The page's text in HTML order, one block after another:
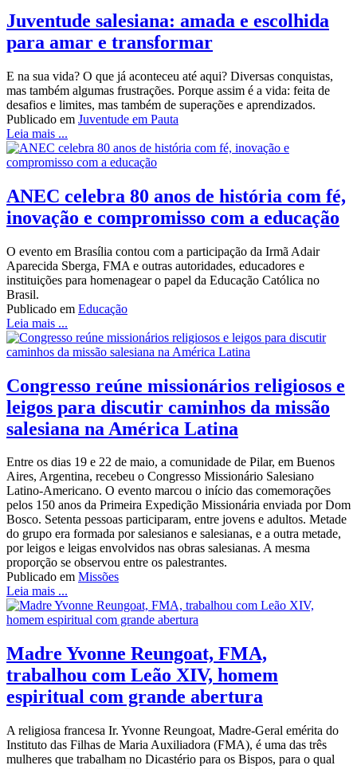
Juventude salesiana: amada e escolhida
para amar e transformar
E na sua vida? O que já aconteceu até aqui? Diversas conquistas,
mas também algumas frustrações. Porque assim é a vida: feita de
desafios e limites, mas também de superações e aprendizados.
Publicado em Juventude em Pauta
Leia mais ...
ANEC celebra 80 anos de história com fé,
inovação e compromisso com a educação
O evento em Brasília contou com a participação da Irmã Adair
Aparecida Sberga, FMA e outras autoridades, educadores e
instituições para homenagear o papel da Educação Católica no
Brasil.
Publicado em Educação
Leia mais ...
Congresso reúne missionários religiosos e
leigos para discutir caminhos da missão
salesiana na América Latina
Entre os dias 19 e 22 de maio, a comunidade de Pilar, em Buenos
Aires, Argentina, recebeu o Congresso Missionário Salesiano
Latino-Americano. O evento marcou o início das comemorações
pelos 150 anos da Primeira Expedição Missionária enviada por Dom
Bosco. Setenta pessoas participaram, entre jovens e adultos. Metade
do grupo era formada por salesianos e salesianas, e a outra metade,
por leigos e leigas envolvidos nas obras salesianas. A mesma
proporção se observou entre os palestrantes.
Publicado em Missões
Leia mais ...
Madre Yvonne Reungoat, FMA,
trabalhou com Leão XIV, homem
espiritual com grande abertura
A religiosa francesa Ir. Yvonne Reungoat, Madre-Geral emérita do
Instituto das Filhas de Maria Auxiliadora (FMA), é uma das três
mulheres que trabalham no Dicastério para os Bispos, para o qual